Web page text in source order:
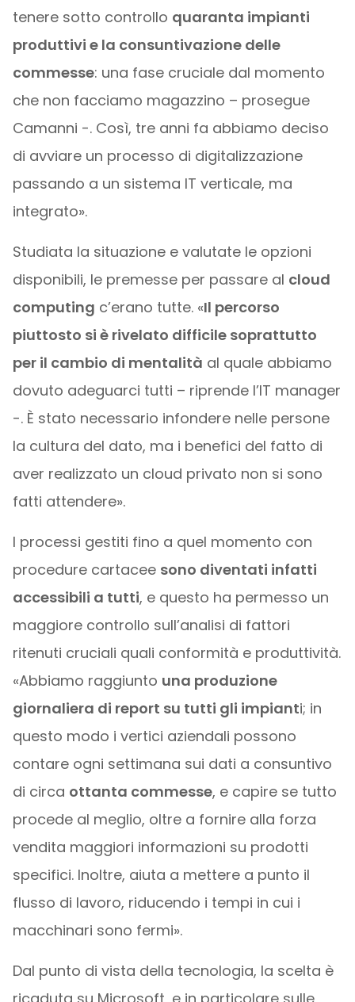
tenere sotto controllo quaranta impianti
produttivi e la consuntivazione delle
commesse: una fase cruciale dal momento
che non facciamo magazzino – prosegue
Camanni -. Così, tre anni fa abbiamo deciso
di avviare un processo di digitalizzazione
passando a un sistema IT verticale, ma
integrato».
Studiata la situazione e valutate le opzioni
disponibili, le premesse per passare al cloud
computing c’erano tutte. «Il percorso
piuttosto si è rivelato difficile soprattutto
per il cambio di mentalità al quale abbiamo
dovuto adeguarci tutti – riprende l’IT manager
-. È stato necessario infondere nelle persone
la cultura del dato, ma i benefici del fatto di
aver realizzato un cloud privato non si sono
fatti attendere».
I processi gestiti fino a quel momento con
procedure cartacee sono diventati infatti
accessibili a tutti, e questo ha permesso un
maggiore controllo sull’analisi di fattori
ritenuti cruciali quali conformità e produttività.
«Abbiamo raggiunto una produzione
giornaliera di report su tutti gli impianti; in
questo modo i vertici aziendali possono
contare ogni settimana sui dati a consuntivo
di circa ottanta commesse, e capire se tutto
procede al meglio, oltre a fornire alla forza
vendita maggiori informazioni su prodotti
specifici. Inoltre, aiuta a mettere a punto il
flusso di lavoro, riducendo i tempi in cui i
macchinari sono fermi».
Dal punto di vista della tecnologia, la scelta è